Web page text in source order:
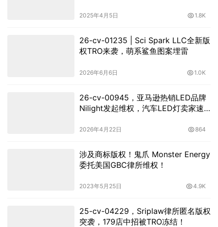
2025年4月5日 1.8K
26-cv-01235 | Sci Spark LLC全新版
权TRO来袭，萌系鲨鱼图案埋雷
2026年6月6日 1.0K
26-cv-00945，亚马逊热销LED品牌
Nilight发起维权，汽车LED灯卖家速
2026年4月22日 864
涉及商标版权！鬼爪 Monster Energy
委托美国GBC律所维权！
2023年5月25日 4.9K
25-cv-04229，Sriplaw律所匿名版权
突袭，179店中招被TRO冻结！